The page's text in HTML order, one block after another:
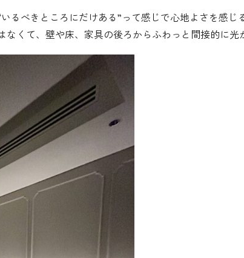
るべきところにだけある”って感じで心地よさを感じ
くて、壁や床、家具の後ろからふわっと間接的に光